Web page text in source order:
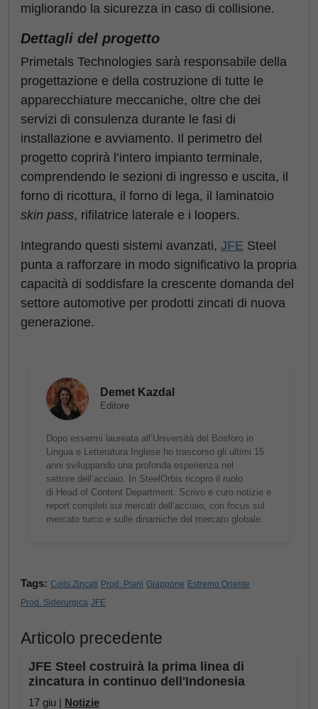
migliorando la sicurezza in caso di collisione.
Dettagli del progetto
Primetals Technologies sarà responsabile della
progettazione e della costruzione di tutte le
apparecchiature meccaniche, oltre che dei
servizi di consulenza durante le fasi di
installazione e avviamento. Il perimetro del
progetto coprirà l’intero impianto terminale,
comprendendo le sezioni di ingresso e uscita, il
forno di ricottura, il forno di lega, il laminatoio
skin pass, rifilatrice laterale e i loopers.
Integrando questi sistemi avanzati, JFE Steel
punta a rafforzare in modo significativo la propria
capacità di soddisfare la crescente domanda del
settore automotive per prodotti zincati di nuova
generazione.
Demet Kazdal
Editore
Dopo essermi laureata all’Università del Bosforo in
Lingua e Letteratura Inglese ho trascorso gli ultimi 15
anni sviluppando una profonda esperienza nel
settore dell’acciaio. In SteelOrbis ricopro il ruolo
di Head of Content Department. Scrivo e curo notizie e
report completi sui mercati dell’acciaio, con focus sul
mercato turco e sulle dinamiche del mercato globale.
Tags: Coils Zincati Prod. Piani Giappone Estremo Oriente
Prod. Siderurgica JFE
Articolo precedente
JFE Steel costruirà la prima linea di
zincatura in continuo dell'Indonesia
17 giu | Notizie